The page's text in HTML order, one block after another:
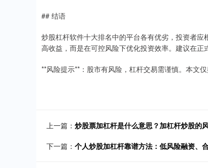
## 结语
炒股杠杆软件十大排名中的平台各有优劣，投资者
高收益，而是在可控风险下优化投资效率。建议在正
**风险提示**：股市有风险，杠杆交易需谨慎。本文
上一篇： 炒股票加杠杆是什么意思？加杠杆炒股的
下一篇： 个人炒股加杠杆靠谱方法：低风险融资、